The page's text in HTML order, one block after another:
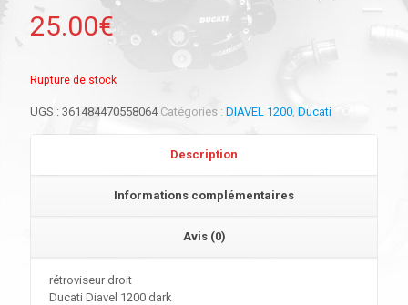
25.00€
Rupture de stock
UGS : 361484470558064 Catégories : DIAVEL 1200 Ducati
Description
Informations complémentaires
Avis (0)
rétroviseur droit
Ducati Diavel 1200 dark